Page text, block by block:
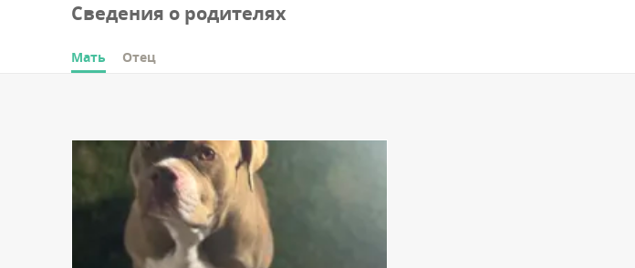
Сведения о родителях
Мать Отец